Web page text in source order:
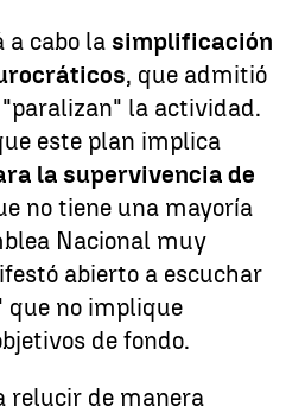
a cabo la simplificación
, que admitió
la actividad.
este plan implica
la supervivencia de
no tiene una mayoría
Nacional muy
abierto a escuchar
que no implique
de fondo.
relucir de manera